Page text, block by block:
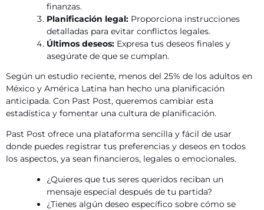
finanzas.
Planificación legal: Proporciona instrucciones
detalladas para evitar conflictos legales.
Últimos deseos: Expresa tus deseos finales y
asegúrate de que se cumplan.
Según un estudio reciente, menos del 25% de los adultos en
México y América Latina han hecho una planificación
anticipada. Con Past Post, queremos cambiar esta
estadística y fomentar una cultura de planificación.
Past Post ofrece una plataforma sencilla y fácil de usar
donde puedes registrar tus preferencias y deseos en todos
los aspectos, ya sean financieros, legales o emocionales.
¿Quieres que tus seres queridos reciban un
mensaje especial después de tu partida?
¿Tienes algún deseo específico sobre cómo se